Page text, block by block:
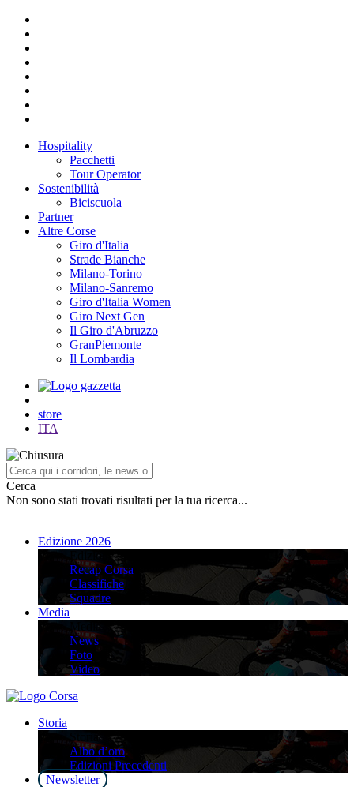
Hospitality
Pacchetti
Tour Operator
Sostenibilità
Biciscuola
Partner
Altre Corse
Giro d'Italia
Strade Bianche
Milano-Torino
Milano-Sanremo
Giro d'Italia Women
Giro Next Gen
Il Giro d'Abruzzo
GranPiemonte
Il Lombardia
store
ITA
Cerca
Non sono stati trovati risultati per la tua ricerca...
Edizione 2026
Edizione 2026
Recap Corsa
Classifiche
Squadre
Media
Media
News
Foto
Video
Storia
Storia
Albo d’oro
Edizioni Precedenti
Newsletter